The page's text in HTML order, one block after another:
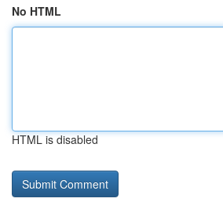
No HTML
HTML is disabled